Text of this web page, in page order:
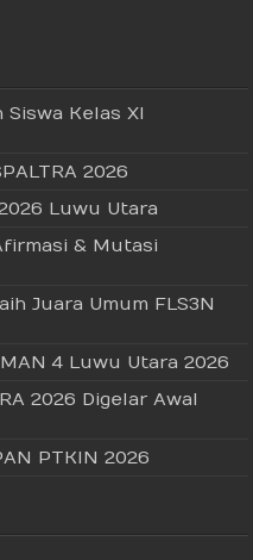
Kelas XI
2026
Luwu Utara
& Mutasi
Juara Umum FLS3N
4 Luwu Utara 2026
2026 Digelar Awal
PTKIN 2026